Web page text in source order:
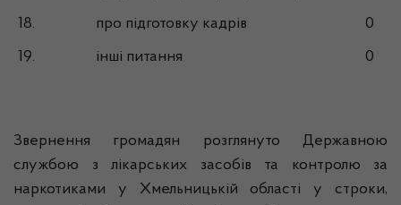
18. про підготовку кадрів 0
19. інші питання 0
Звернення громадян розглянуто Державною
службою з лікарських засобів та контролю за
наркотиками у Хмельницькій області у строки,